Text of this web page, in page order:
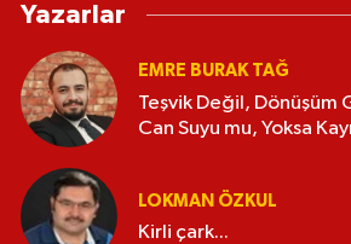
Yazarlar
EMRE BURAK TAĞ
Teşvik Değil, Dönüşüm
Can Suyu mu, Yoksa
LOKMAN ÖZKUL
Kirli çark...